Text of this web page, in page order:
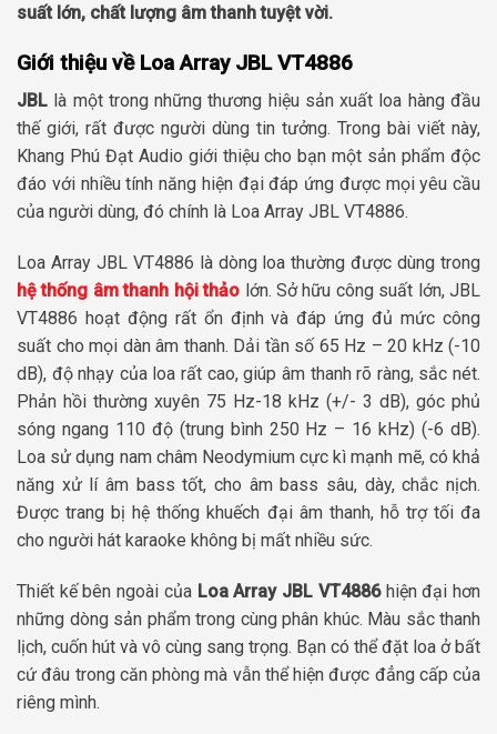
suất lớn, chất lượng âm thanh tuyệt vời.
Giới thiệu về Loa Array JBL VT4886
JBL là một trong những thương hiệu sản xuất loa hàng đầu
thế giới, rất được người dùng tin tưởng. Trong bài viết này,
Khang Phú Đạt Audio giới thiệu cho bạn một sản phẩm độc
đáo với nhiều tính năng hiện đại đáp ứng được mọi yêu cầu
của người dùng, đó chính là Loa Array JBL VT4886.
Loa Array JBL VT4886 là dòng loa thường được dùng trong
hệ thống âm thanh hội thảo lớn. Sở hữu công suất lớn, JBL
VT4886 hoạt động rất ổn định và đáp ứng đủ mức công
suất cho mọi dàn âm thanh. Dải tần số 65 Hz – 20 kHz (-10
dB), độ nhạy của loa rất cao, giúp âm thanh rõ ràng, sắc nét.
Phản hồi thường xuyên 75 Hz-18 kHz (+/- 3 dB), góc phủ
sóng ngang 110 độ (trung bình 250 Hz – 16 kHz) (-6 dB).
Loa sử dụng nam châm Neodymium cực kì mạnh mẽ, có khả
năng xử lí âm bass tốt, cho âm bass sâu, dày, chắc nịch.
Được trang bị hệ thống khuếch đại âm thanh, hỗ trợ tối đa
cho người hát karaoke không bị mất nhiều sức.
Thiết kế bên ngoài của Loa Array JBL VT4886hiện đại hơn
những dòng sản phẩm trong cùng phân khúc. Màu sắc thanh
lịch, cuốn hút và vô cùng sang trọng. Bạn có thể đặt loa ở bất
cứ đâu trong căn phòng mà vẫn thể hiện được đẳng cấp của
riêng mình.